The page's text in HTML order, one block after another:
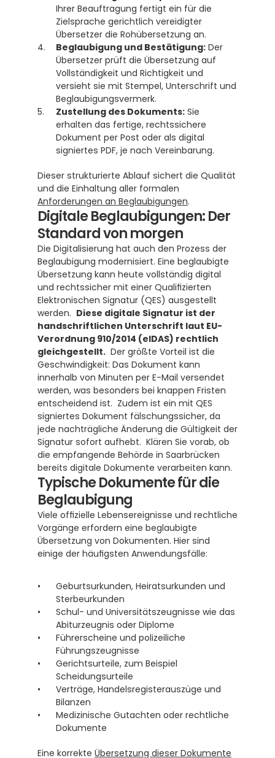
Ihrer Beauftragung fertigt ein für die
Zielsprache gerichtlich vereidigter
Übersetzer die Rohübersetzung an.
Beglaubigung und Bestätigung: Der
Übersetzer prüft die Übersetzung auf
Vollständigkeit und Richtigkeit und
versieht sie mit Stempel, Unterschrift und
Beglaubigungsvermerk.
Zustellung des Dokuments: Sie
erhalten das fertige, rechtssichere
Dokument per Post oder als digital
signiertes PDF, je nach Vereinbarung.
Dieser strukturierte Ablauf sichert die Qualität
Anforderungen an Beglaubigungen.
Digitale Beglaubigungen: Der
Standard von morgen
Die Digitalisierung hat auch den Prozess der
Beglaubigung modernisiert. Eine beglaubigte
Übersetzung kann heute vollständig digital
und rechtssicher mit einer Qualifizierten
Elektronischen Signatur (QES) ausgestellt
werden. Diese digitale Signatur ist der
handschriftlichen Unterschrift laut EU-
Verordnung 910/2014 (eIDAS) rechtlich
gleichgestellt.
  Der größte Vorteil ist die
Geschwindigkeit: Das Dokument kann
innerhalb von Minuten per E-Mail versendet
werden, was besonders bei knappen Fristen
entscheidend ist.  Zudem ist ein mit QES
signiertes Dokument fälschungssicher, da
jede nachträgliche Änderung die Gültigkeit der
Signatur sofort aufhebt.  Klären Sie vorab, ob
die empfangende Behörde in Saarbrücken
bereits digitale Dokumente verarbeiten kann.
Typische Dokumente für die
Beglaubigung
Viele offizielle Lebensereignisse und rechtliche
Vorgänge erfordern eine beglaubigte
Übersetzung von Dokumenten. Hier sind
einige der häufigsten Anwendungsfälle:
Geburtsurkunden, Heiratsurkunden und
Sterbeurkunden
Schul- und Universitätszeugnisse wie das
Abiturzeugnis oder Diplome
Führerscheine und polizeiliche
Führungszeugnisse
Gerichtsurteile, zum Beispiel
Scheidungsurteile
Verträge, Handelsregisterauszüge und
Bilanzen
Medizinische Gutachten oder rechtliche
Dokumente
Eine korrekte Übersetzung dieser Dokumente